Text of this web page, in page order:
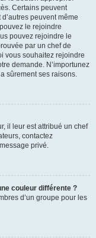
Certains peuvent
peuvent même
le rejoindre
pouvez rejoindre le
par un chef de
vous souhaitez rejoindre
demande. N’importunez
sûrement ses raisons.
il leur est attribué un chef
contactez
privé.
couleur différente ?
d’un groupe pour les